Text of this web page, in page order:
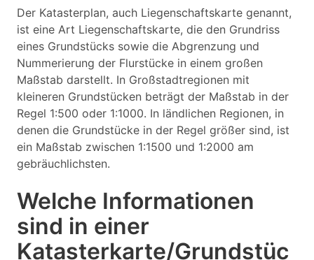
Der Katasterplan, auch Liegenschaftskarte genannt,
ist eine Art Liegenschaftskarte, die den Grundriss
eines Grundstücks sowie die Abgrenzung und
Nummerierung der Flurstücke in einem großen
Maßstab darstellt. In Großstadtregionen mit
kleineren Grundstücken beträgt der Maßstab in der
Regel 1:500 oder 1:1000. In ländlichen Regionen, in
denen die Grundstücke in der Regel größer sind, ist
ein Maßstab zwischen 1:1500 und 1:2000 am
gebräuchlichsten.
Welche Informationen
sind in einer
Katasterkarte/Grundstüc